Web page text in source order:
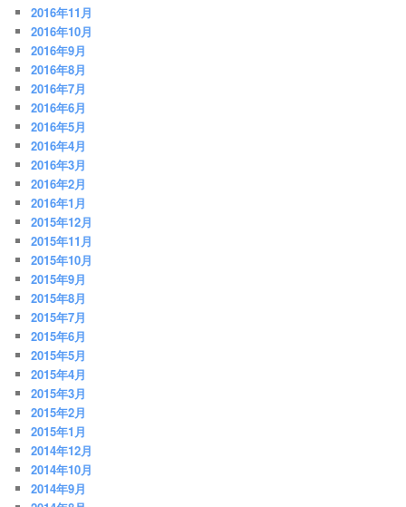
2016年11月
2016年10月
2016年9月
2016年8月
2016年7月
2016年6月
2016年5月
2016年4月
2016年3月
2016年2月
2016年1月
2015年12月
2015年11月
2015年10月
2015年9月
2015年8月
2015年7月
2015年6月
2015年5月
2015年4月
2015年3月
2015年2月
2015年1月
2014年12月
2014年10月
2014年9月